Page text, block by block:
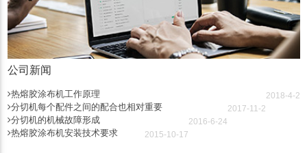
公司新闻
热熔胶涂布机工作原理 2018-4-2
分切机每个配件之间的配合也相对重要 2017-11-2
分切机的机械故障形成 2016-6-24
热熔胶涂布机安装技术要求 2015-10-17